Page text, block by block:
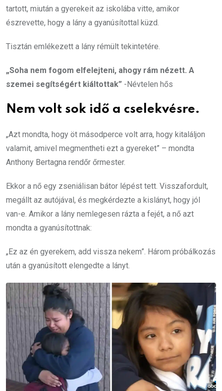
tartott, miután a gyerekeit az iskolába vitte, amikor
észrevette, hogy a lány a gyanúsítottal küzd.
Tisztán emlékezett a lány rémült tekintetére.
„Soha nem fogom elfelejteni, ahogy rám nézett. A
szemei segítségért kiáltottak” -Névtelen hős
Nem volt sok idő a cselekvésre.
„Azt mondta, hogy öt másodperce volt arra, hogy kitaláljon
valamit, amivel megmentheti ezt a gyereket” – mondta
Anthony Bertagna rendőr őrmester.
Ekkor a nő egy zseniálisan bátor lépést tett. Visszafordult,
megállt az autójával, és megkérdezte a kislányt, hogy jól
van-e. Amikor a lány nemlegesen rázta a fejét, a nő azt
mondta a gyanúsítottnak:
„Ez az én gyerekem, add vissza nekem”. Három próbálkozás
után a gyanúsított elengedte a lányt.